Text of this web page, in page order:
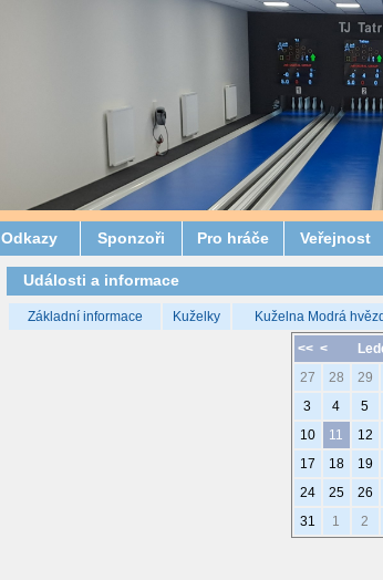
Odkazy Sponzoři Pro hráče Veřejnost
Události a informace
Základní informace Kuželky Kuželna Modrá
<< <
27
28 29
3
4 5
10
11 12
17
18 19
24
25 26
31
1 2